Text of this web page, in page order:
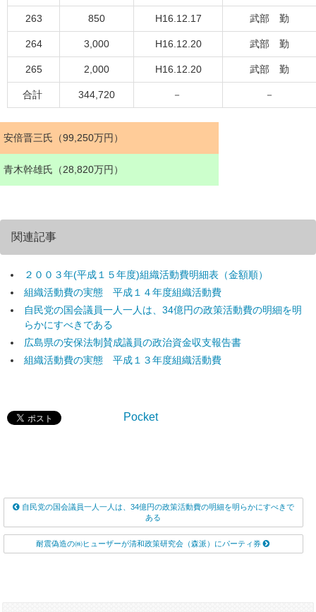
263 850 H16.12.17 武部 勤
264 3,000 H16.12.20 武部 勤
265 2,000 H16.12.20 武部 勤
合計 344,720 － －
安倍晋三氏（99,250万円）
青木幹雄氏（28,820万円）
関連記事
２００３年(平成１５年度)組織活動費明細表（金額順）
組織活動費の実態 平成１４年度組織活動費
自民党の国会議員一人一人は、34億円の政策活動費の明細を明
らかにすべきである
広島県の安保法制賛成議員の政治資金収支報告書
組織活動費の実態 平成１３年度組織活動費
Pocket
自民党の国会議員一人一人は、34億円の政策活動費の明細を明らかにすべきで
ある
耐震偽造の㈱ヒューザーが清和政策研究会（森派）にパーティ券